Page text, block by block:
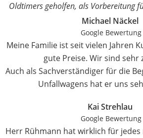
Oldtimers geholfen, als Vorbereitung
Michael Näckel
Google Bewertung
Meine Familie ist seit vielen Jahren
gute Preise. Wir sind sehr
Auch als Sachverständiger für die
Unfallwagens hat er uns
Kai Strehlau
Google Bewertung
Herr Rühmann hat wirklich für